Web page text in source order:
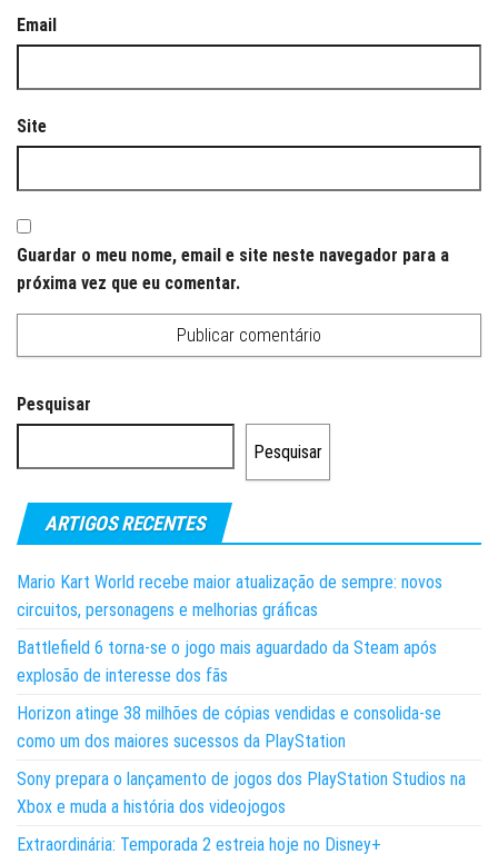
Email
Site
Guardar o meu nome, email e site neste navegador para a
próxima vez que eu comentar.
Pesquisar
Pesquisar
ARTIGOS RECENTES
Mario Kart World recebe maior atualização de sempre: novos
circuitos, personagens e melhorias gráficas
Battlefield 6 torna-se o jogo mais aguardado da Steam após
explosão de interesse dos fãs
Horizon atinge 38 milhões de cópias vendidas e consolida-se
como um dos maiores sucessos da PlayStation
Sony prepara o lançamento de jogos dos PlayStation Studios na
Xbox e muda a história dos videojogos
Extraordinária: Temporada 2 estreia hoje no Disney+